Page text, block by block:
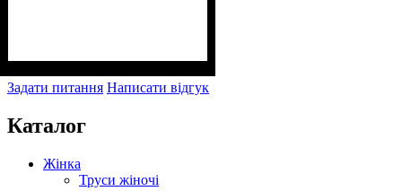
Задати питання Написати відгук
Каталог
Жінка
Труси жіночі